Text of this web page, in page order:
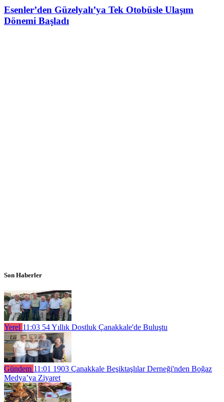
Esenler’den Güzelyalı’ya Tek Otobüsle Ulaşım
Dönemi Başladı
Son Haberler
Yerel 11:03 54 Yıllık Dostluk Çanakkale'de Buluştu
Gündem 11:01 1903 Çanakkale Beşiktaşlılar Derneği'nden Boğaz
Medya’ya Ziyaret